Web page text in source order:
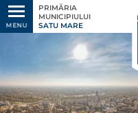
MENU
PRIMĂRIA
MUNICIPIULUI
SATU MARE